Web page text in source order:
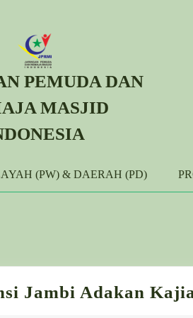
PEMUDA DAN
MASJID
(PW) & DAERAH (PD)
Jambi Adakan